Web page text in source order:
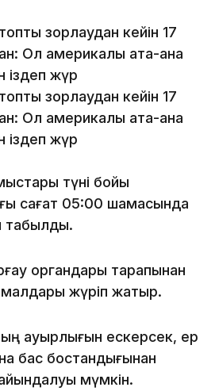
зорлаудан кейін 17
Ол америкалық ата-ана
іздеп жүр
зорлаудан кейін 17
Ол америкалық ата-ана
іздеп жүр
түні бойы
сағат 05:00 шамасында
табылды.
органдары тарапынан
жүріп жатыр.
ауырлығын ескерсек, ер
бас бостандығынан
мүмкін.